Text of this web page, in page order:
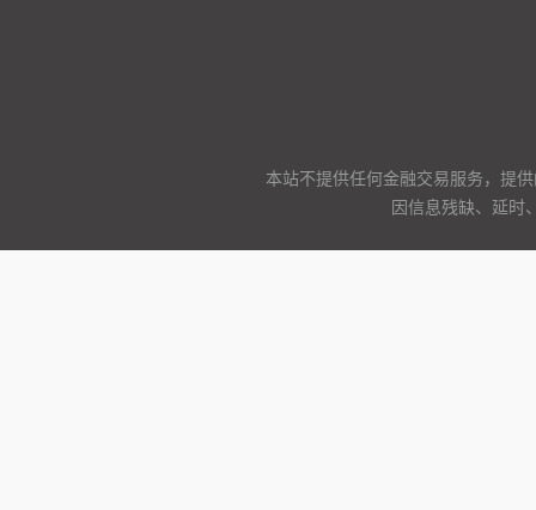
本站不提供任何金融交易服务，提
因信息残缺、延时